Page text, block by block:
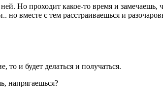
Но проходит какое-то время и замечаешь,
вместе с тем расстраиваешься и
и будет делаться и получаться.
напрягаешься?